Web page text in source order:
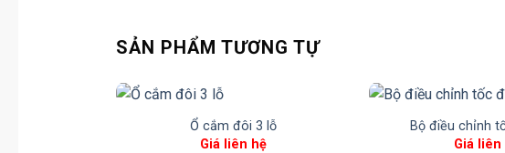
SẢN PHẨM TƯƠNG TỰ
Ổ cắm đôi 3 lỗ
Giá liên hệ
Bộ điều chỉnh
Giá liên